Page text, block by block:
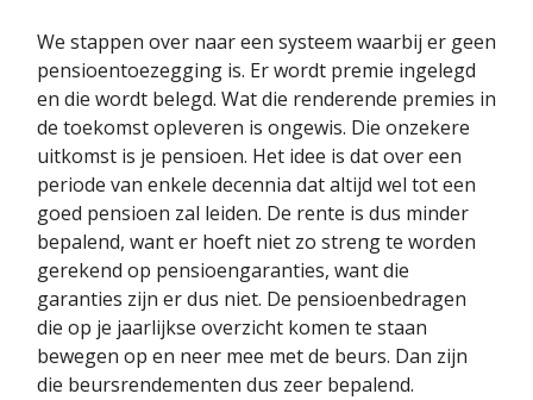
We stappen over naar een systeem waarbij er geen
pensioentoezegging is. Er wordt premie ingelegd
en die wordt belegd. Wat die renderende premies in
de toekomst opleveren is ongewis. Die onzekere
uitkomst is je pensioen. Het idee is dat over een
periode van enkele decennia dat altijd wel tot een
goed pensioen zal leiden. De rente is dus minder
bepalend, want er hoeft niet zo streng te worden
gerekend op pensioengaranties, want die
garanties zijn er dus niet. De pensioenbedragen
die op je jaarlijkse overzicht komen te staan
bewegen op en neer mee met de beurs. Dan zijn
die beursrendementen dus zeer bepalend.